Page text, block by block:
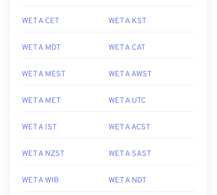
WET A CET WET A KST
WET A MDT WET A CAT
WET A MEST WET A AWST
WET A MET WET A UTC
WET A IST WET A ACST
WET A NZST WET A SAST
WET A WIB WET A NDT